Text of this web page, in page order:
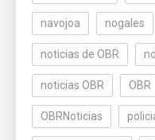
navojoa nogales
noticias de OBR
noticias OBR OBR
OBRNoticias